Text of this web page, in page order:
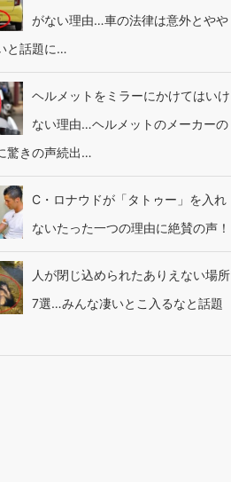
がない理由…車の法律は意外とやや
と話題に…
ヘルメットをミラーにかけてはいけ
ない理由…ヘルメットのメーカーの
驚きの声続出…
C・ロナウドが「タトゥー」を入れ
ないたった一つの理由に絶賛の声！
人が閉じ込められたありえない場所
7選…みんな凄いとこ入るなと話題